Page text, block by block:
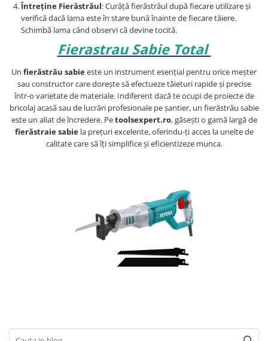
Întreține Fierăstrăul: Curăță fierăstrăul după fiecare utilizare și
verifică dacă lama este în stare bună înainte de fiecare tăiere.
Schimbă lama când observi că devine tocită.
Fierastrau Sabie Total
Un fierăstrău sabieeste un instrument esențial pentru orice meșter
sau constructor care dorește să efectueze tăieturi rapide și precise
într-o varietate de materiale. Indiferent dacă te ocupi de proiecte de
bricolaj acasă sau de lucrări profesionale pe șantier, un fierăstrău sabie
este un aliat de încredere. Petoolsexpert.ro, găsești o gamă largă de
fierăstraie sabiela prețuri excelente, oferindu-ți acces la unelte de
calitate care să îți simplifice și eficientizeze munca.